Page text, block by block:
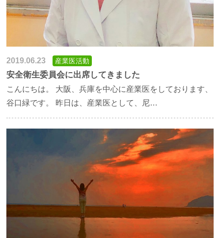
2019.06.23 産業医活動
安全衛生委員会に出席してきました
こんにちは。 大阪、兵庫を中心に産業医をしております、
谷口緑です。 昨日は、産業医として、尼…